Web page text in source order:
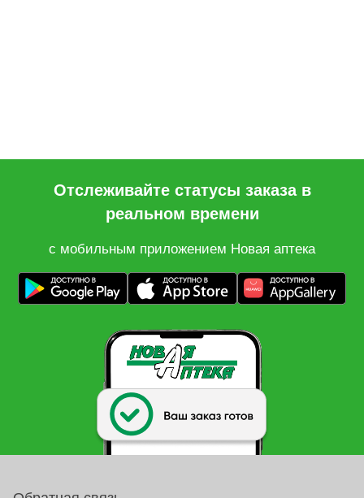
Отслеживайте статусы заказа в
реальном времени
с мобильным приложением Новая аптека